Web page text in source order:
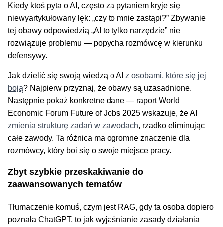
Kiedy ktoś pyta o AI, często za pytaniem kryje się
niewyartykułowany lęk: „czy to mnie zastąpi?” Zbywanie
tej obawy odpowiedzią „AI to tylko narzędzie” nie
rozwiązuje problemu — popycha rozmówcę w kierunku
defensywy.
Jak dzielić się swoją wiedzą o AI z osobami, które się jej
boją? Najpierw przyznaj, że obawy są uzasadnione.
Następnie pokaż konkretne dane — raport World
Economic Forum Future of Jobs 2025 wskazuje, że AI
zmienia strukturę zadań w zawodach, rzadko eliminując
całe zawody. Ta różnica ma ogromne znaczenie dla
rozmówcy, który boi się o swoje miejsce pracy.
Zbyt szybkie przeskakiwanie do
zaawansowanych tematów
Tłumaczenie komuś, czym jest RAG, gdy ta osoba dopiero
poznała ChatGPT, to jak wyjaśnianie zasady działania